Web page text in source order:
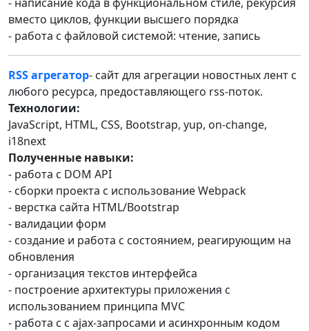
вместо циклов, функции высшего порядка
- работа с файловой системой: чтение, запись
RSS агрегатор- сайт для агрегации новостных лент с
любого ресурса, предоставляющего rss-поток.
Технологии:
JavaScript, HTML, CSS, Bootstrap, yup, on-change,
i18next
Полученные навыки:
- работа с DOM API
- сборки проекта с использование Webpack
- верстка сайта HTML/Bootstrap
- валидации форм
- создание и работа с состоянием, реагирующим на
обновления
- организация текстов интерфейса
- построение архитектуры приложения с
использованием принципа MVC
- работа с с ajax-запросами и асинхронным кодом